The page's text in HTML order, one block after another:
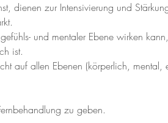
dienen zur Intensivierung und
und mentaler Ebene wirken
ist.
auf allen Ebenen (körperlich, mental,
zu geben.